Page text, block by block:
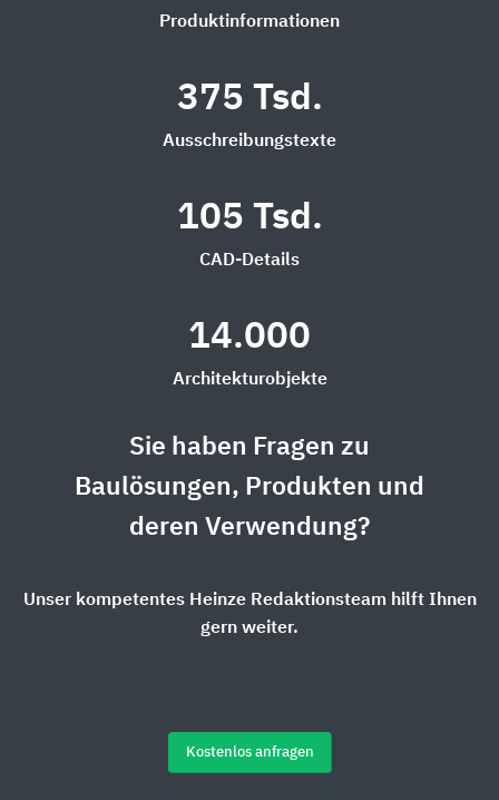
Produktinformationen
375 Tsd.
Ausschreibungstexte
105 Tsd.
CAD-Details
14.000
Architekturobjekte
Sie haben Fragen zu
Baulösungen, Produkten und
deren Verwendung?
Unser kompetentes Heinze Redaktionsteam hilft Ihnen
gern weiter.
Kostenlos anfragen